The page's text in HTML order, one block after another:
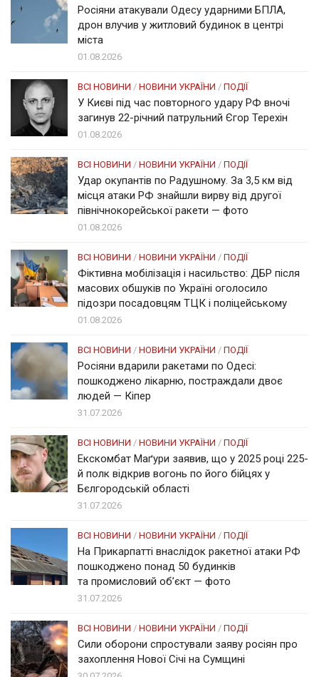
Росіяни атакували Одесу ударними БПЛА,
дрон влучив у житловий будинок в центрі
міста
01.08.2026
ВСІ НОВИНИ / НОВИНИ УКРАЇНИ / ПОДІЇ
У Києві під час повторного удару РФ вночі
загинув 22-річний патрульний Єгор Терехін
01.08.2026
ВСІ НОВИНИ / НОВИНИ УКРАЇНИ / ПОДІЇ
Удар окупантів по Радушному. За 3,5 км від
місця атаки РФ знайшли вирву від другої
північнокорейської ракети — фото
01.08.2026
ВСІ НОВИНИ / НОВИНИ УКРАЇНИ / ПОДІЇ
Фіктивна мобілізація і насильство: ДБР після
масових обшуків по Україні оголосило
підозри посадовцям ТЦК і поліцейському
01.08.2026
ВСІ НОВИНИ / НОВИНИ УКРАЇНИ / ПОДІЇ
Росіяни вдарили ракетами по Одесі:
пошкоджено лікарню, постраждали двоє
людей — Кіпер
31.07.2026
ВСІ НОВИНИ / НОВИНИ УКРАЇНИ / ПОДІЇ
Екскомбат Маґури заявив, що у 2025 році 225-
й полк відкрив вогонь по його бійцях у
Бєлгородській області
31.07.2026
ВСІ НОВИНИ / НОВИНИ УКРАЇНИ / ПОДІЇ
На Прикарпатті внаслідок ракетної атаки РФ
пошкоджено понад 50 будинків
та промисловий об’єкт — фото
31.07.2026
ВСІ НОВИНИ / НОВИНИ УКРАЇНИ / ПОДІЇ
Сили оборони спростували заяву росіян про
захоплення Нової Січі на Сумщині